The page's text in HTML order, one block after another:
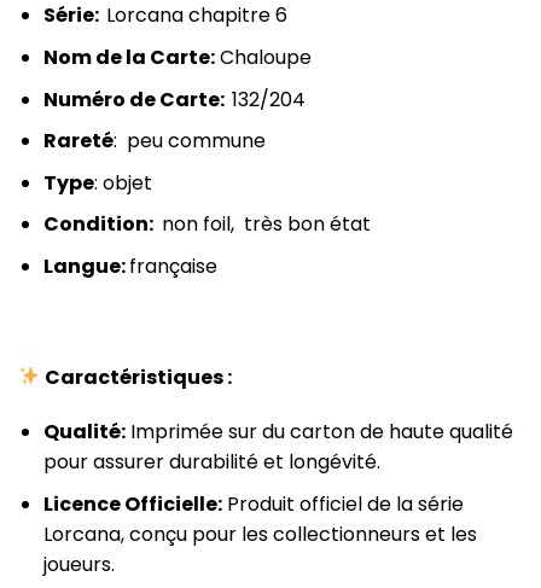
Série: Lorcana chapitre 6
Nom de la Carte:Chaloupe
Numéro de Carte: 132/204
Rareté: peu commune
Type: objet
Condition: non foil, très bon état
Langue:française
Caractéristiques :
Qualité:Imprimée sur du carton de haute qualité
pour assurer durabilité et longévité.
Licence Officielle:Produit officiel de la série
Lorcana, conçu pour les collectionneurs et les
joueurs.